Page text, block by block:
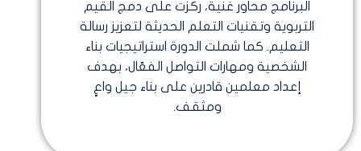
البرنامج محاور غنية، ركزت على دمج القيم
التربوية وتقنيات التعلم الحديثة لتعزيز رسالة
التعليم. كما شملت الدورة استراتيجيات بناء
الشخصية ومهارات التواصل الفعّال، بهدف
إعداد معلمين قادرين على بناء جيل واعٍ
ومثقف.